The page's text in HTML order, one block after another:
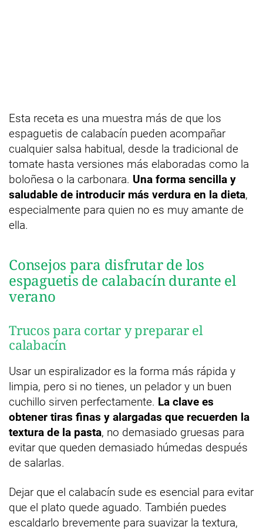
Esta receta es una muestra más de que los
espaguetis de calabacín pueden acompañar
cualquier salsa habitual, desde la tradicional de
tomate hasta versiones más elaboradas como la
boloñesa o la carbonara. Una forma sencilla y
saludable de introducir más verdura en la dieta,
especialmente para quien no es muy amante de
ella.
Consejos para disfrutar de los
espaguetis de calabacín durante el
verano
Trucos para cortar y preparar el
calabacín
Usar un espiralizador es la forma más rápida y
limpia, pero si no tienes, un pelador y un buen
cuchillo sirven perfectamente. La clave es
obtener tiras finas y alargadas que recuerden la
textura de la pasta, no demasiado gruesas para
evitar que queden demasiado húmedas después
de salarlas.
Dejar que el calabacín sude es esencial para evitar
que el plato quede aguado. También puedes
escaldarlo brevemente para suavizar la textura,